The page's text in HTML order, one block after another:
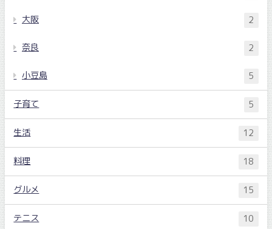
大阪 2
奈良 2
小豆島 5
子育て 5
生活 12
料理 18
グルメ 15
テニス 10